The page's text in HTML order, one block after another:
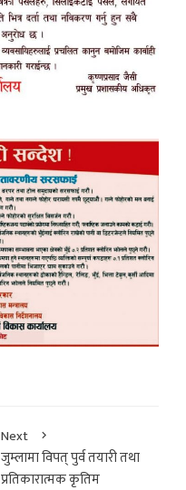
Next
जुम्लामा विपत् पुर्व तयारी तथा
प्रतिकारात्मक कृतिम